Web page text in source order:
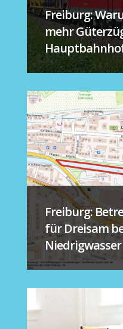
Freiburg:
mehr
Freiburg:
für Dreisam
Niedrigwasser